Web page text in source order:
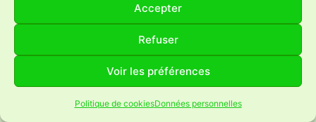
Accepter
Refuser
Voir les préférences
Politique de cookiesDonnées personnelles
LÂne à Nath
85, route de la Buchaillère
71580 Sagy
06.76.48.94.66